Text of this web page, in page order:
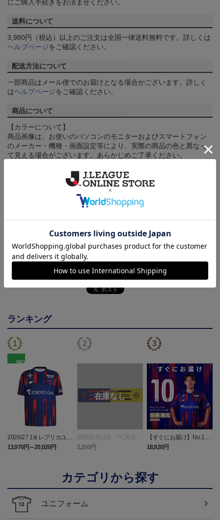
にご購入手続きをお済ませください。
送料について
3,980円（税込）以上のご注文は全国一律送料無料です。詳しくは
ヘルプページをご確認ください。
配送方法について
一部商品はメール便でのお届けとなる場合がございます。詳しく
はヘルプページをご確認ください。
商品について
【カラーについて】
商品画像は、お使いのパソコンのモニターおよびスマートフォン
のメーカー・機種・画面設定等により、実際の商品の色と異なっ
て見える場合がございます。あらかじめご了承ください。
取り扱い商品によっては、パッケージやデザインなどの仕様が予
告なく変更になることがございます。
ギフト対応について
ヘルプページ
ランキング
NEW
2026/27 1st レプリカユニ
フォーム 半袖
13,970円～20,020円
国際親善試合 FC東京
対 ボルシア ドルトムン
ト プリントタオルマフ
2,200円
【すぐにお届け】No.10
佐藤 恵允選手 2026/27 1s
t レプリカユニフォーム
18,920円
カテゴリから探す
ユニフォーム